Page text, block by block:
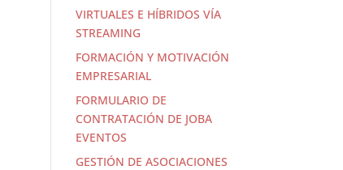
VIRTUALES E HÍBRIDOS VÍA
STREAMING
FORMACIÓN Y MOTIVACIÓN
EMPRESARIAL
FORMULARIO DE
CONTRATACIÓN DE JOBA
EVENTOS
GESTIÓN DE ASOCIACIONES